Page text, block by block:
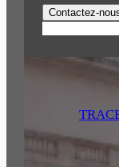
Contactez-
r
c